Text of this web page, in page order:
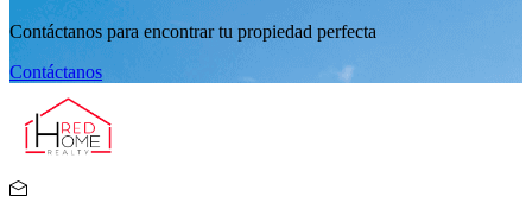
Contáctanos para encontrar tu propiedad perfecta
Contáctanos